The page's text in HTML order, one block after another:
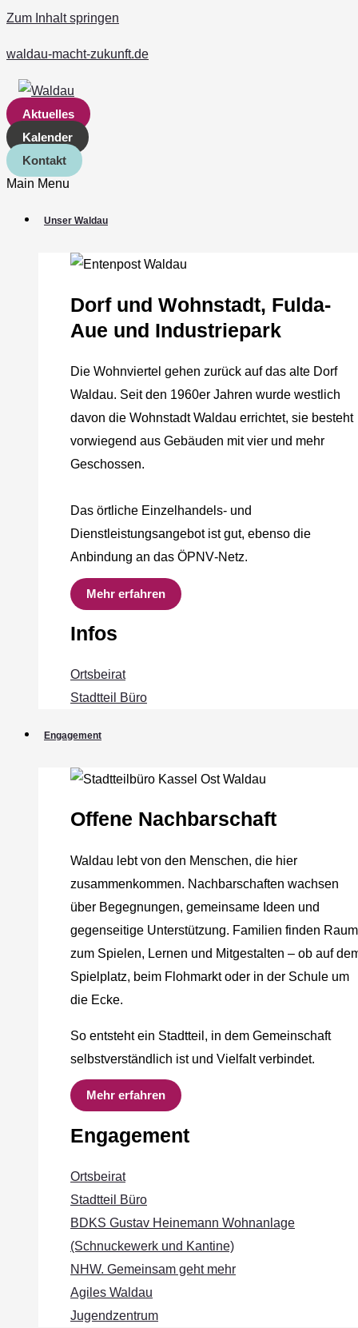
Zum Inhalt springen
waldau-macht-zukunft.de
Aktuelles
Kalender
Kontakt
Main Menu
Unser Waldau
Dorf und Wohnstadt, Fulda‐
Aue und Industriepark
Die Wohnviertel gehen zurück auf das alte Dorf
Waldau. Seit den 1960er Jahren wurde westlich
davon die Wohnstadt Waldau errichtet, sie besteht
vorwiegend aus Gebäuden mit vier und mehr
Geschossen.
Das örtliche Einzelhandels‐ und
Dienstleistungsangebot ist gut, ebenso die
Anbindung an das ÖPNV‐Netz.
Mehr erfahren
Infos
Ortsbeirat
Stadtteil Büro
Engagement
Offene Nachbarschaft
Waldau lebt von den Menschen, die hier
zusammenkommen. Nachbarschaften wachsen
über Begegnungen, gemeinsame Ideen und
gegenseitige Unterstützung. Familien finden Raum
zum Spielen, Lernen und Mitgestalten – ob auf
Spielplatz, beim Flohmarkt oder in der Schule um
die Ecke.
So entsteht ein Stadtteil, in dem Gemeinschaft
selbstverständlich ist und Vielfalt verbindet.
Mehr erfahren
Engagement
Ortsbeirat
Stadtteil Büro
BDKS Gustav Heinemann Wohnanlage
(Schnuckewerk und Kantine)
NHW. Gemeinsam geht mehr
Agiles Waldau
Jugendzentrum